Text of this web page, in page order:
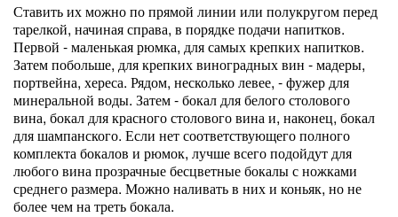
Ставить их можно по прямой линии или полукругом перед
тарелкой, начиная справа, в порядке подачи напитков.
Первой - маленькая рюмка, для самых крепких напитков.
Затем побольше, для крепких виноградных вин - мадеры,
портвейна, хереса. Рядом, несколько левее, - фужер для
минеральной воды. Затем - бокал для белого столового
вина, бокал для красного столового вина и, наконец, бокал
для шампанского. Если нет соответствующего полного
комплекта бокалов и рюмок, лучше всего подойдут для
любого вина прозрачные бесцветные бокалы с ножками
среднего размера. Можно наливать в них и коньяк, но не
более чем на треть бокала.